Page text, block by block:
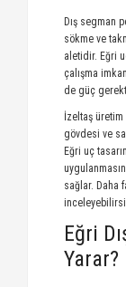
Dış segman
sökme ve
aletidir. Eğri
çalışma
de güç
İzeltaş
gövdesi ve
Eğri uç
sağlar. Daha
Eğri
Yarar?